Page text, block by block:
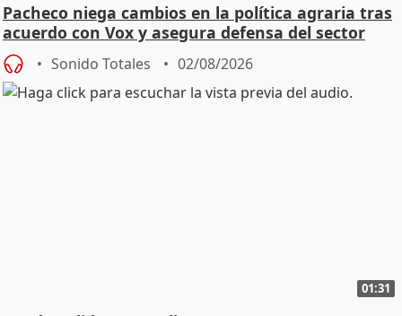
Pacheco niega cambios en la política agraria tras
acuerdo con Vox y asegura defensa del sector
Sonido Totales 02/08/2026
01:31